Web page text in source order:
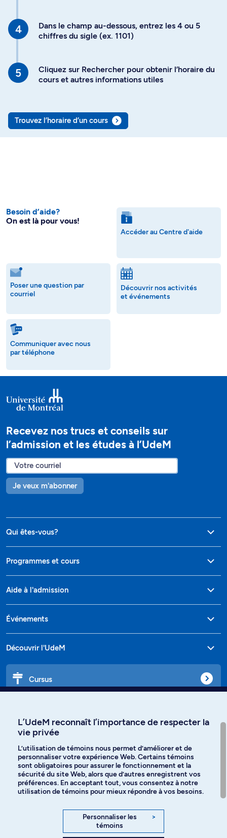
Dans le champ au-dessous, entrez les 4 ou 5
chiffres du sigle (ex. 1101)
Cliquez sur Rechercher pour obtenir l’horaire du
cours et autres informations utiles
Trouvez l’horaire d’un cours
Besoin d’aide?
On est là pour vous!
Accéder au Centre d'aide
Poser une question par
courriel
Découvrir nos activités
et événements
Communiquer avec nous
par téléphone
Recevez nos trucs et conseils sur
l’admission et les études à l’UdeM
Je veux m'abonner
Qui êtes-vous?
Programmes et cours
Aide à l'admission
Événements
Découvrir l'UdeM
Cursus
Langues
Facebook Instagram
YouTube
L’UdeM reconnaît l’importance de respecter la
vie privée
L’utilisation de témoins nous permet d’améliorer et de
personnaliser votre expérience Web. Certains témoins
sont obligatoires pour assurer le fonctionnement et la
sécurité du site Web, alors que d’autres enregistrent vos
préférences. En acceptant tout, vous consentez à notre
utilisation de témoins pour mieux répondre à vos besoins.
Personnaliser les
témoins
>